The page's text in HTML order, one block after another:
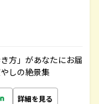
方」があなたにお届
しの絶景集
詳細を見る